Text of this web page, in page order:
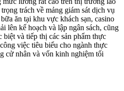
trách về mảng giám sát dịch vụ
ăn tại khu vực khách sạn, casino
lên kế hoạch và lập ngân sách, cũng
và tiếp thị các sản phẩm thực
việc tiêu biểu cho ngành thực
cử nhân và vốn kinh nghiệm tối